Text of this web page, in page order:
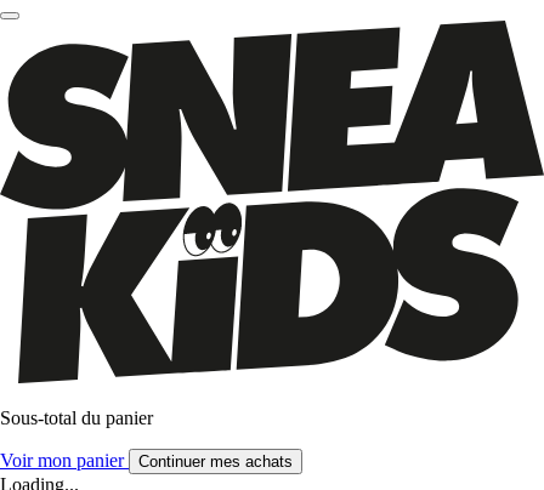
Sous-total du panier
Voir mon panier Continuer mes achats
Loading...